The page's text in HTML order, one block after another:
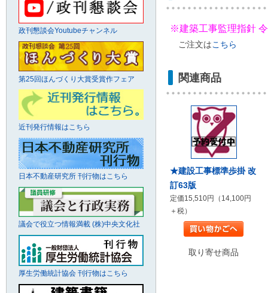
※建築工事監理指針
ご注文はこちら
関連商品
★建設工事標準歩掛 改
訂63版
定価15,510円（14,100円
＋税）
取り寄せ商品
政刊懇談会Youtubeチャンネル
第25回ほんづくり大賞受賞作フェア
近刊発行情報はこちら
日本不動産研究所 刊行物はこちら
議会で役立つ情報満載 (株)中央文化社
厚生労働統計協会 刊行物はこちら